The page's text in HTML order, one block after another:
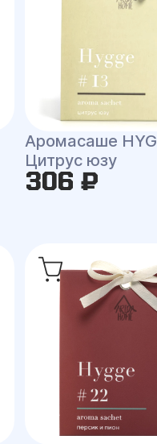
Аромасаше
Цитрус юзу
306 ₽